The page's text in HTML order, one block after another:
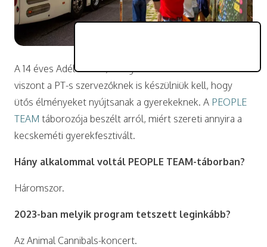
A 14 éves Adél örülne, ha egész évben táborozhatna –
viszont a PT-s szervezőknek is készülniük kell, hogy
ütős élményeket nyújtsanak a gyerekeknek. A PEOPLE
TEAM táborozója beszélt arról, miért szereti annyira a
kecskeméti gyerekfesztivált.
Hány alkalommal voltál PEOPLE TEAM-táborban?
Háromszor.
2023-ban melyik program tetszett leginkább?
Az Animal Cannibals-koncert.